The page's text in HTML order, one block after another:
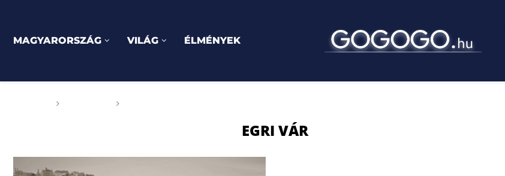
MAGYARORSZÁG VILÁG ÉLMÉNYEK
EGRI VÁR